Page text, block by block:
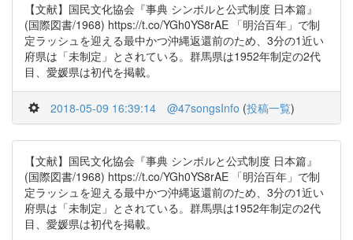
【文献】国民文化協会『事典 シンボルと公式制度 日本篇』
(国際図書/1968) https://t.co/YGh0YS8rAE 「明治百年」で制
定ラッシュを迎える最中かつ沖縄返還前のため、3分の1近い
府県は「未制定」とされている。群馬県は1952年制定の2代
目、愛媛県は初代を掲載。
2018-05-09 16:39:14 @47songsInfo (投稿一覧)
【文献】国民文化協会『事典 シンボルと公式制度 日本篇』
(国際図書/1968) https://t.co/YGh0YS8rAE 「明治百年」で制
定ラッシュを迎える最中かつ沖縄返還前のため、3分の1近い
府県は「未制定」とされている。群馬県は1952年制定の2代
目、愛媛県は初代を掲載。